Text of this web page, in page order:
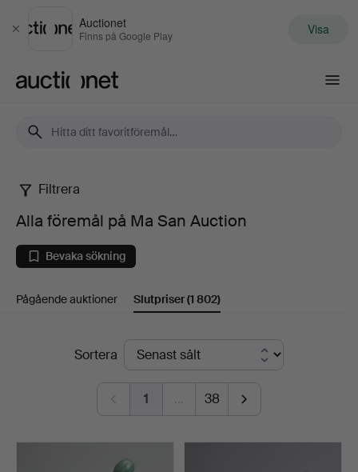
Stäng
Auctionet
Finns på Google Play Visa
Alla
föremål
på
Ma
Filtrera
Alla föremål på Ma San Auction
Bevaka sökning
Pågående auktioner Slutpriser(1 802)
SlutpriserSortera
1 … 38